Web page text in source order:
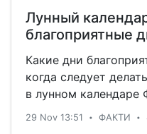
Лунный
благоприятные
Какие дни
когда следует
в лунном календаре
29 Nov 13:51 • ФАКТИ •